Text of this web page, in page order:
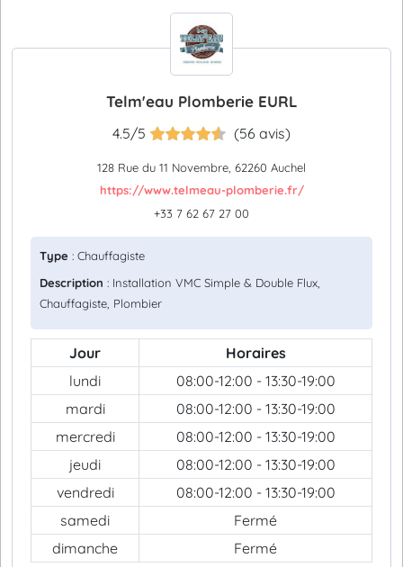
Telm'eau Plomberie EURL
4.5/5 (56 avis)
128 Rue du 11 Novembre, 62260 Auchel
https://www.telmeau-plomberie.fr/
+33 7 62 67 27 00
Type : Chauffagiste
Description : Installation VMC Simple & Double Flux,
Chauffagiste, Plombier
Jour
Horaires
lundi
08:00-12:00 - 13:30-19:00
mardi
08:00-12:00 - 13:30-19:00
mercredi
08:00-12:00 - 13:30-19:00
jeudi
08:00-12:00 - 13:30-19:00
vendredi
08:00-12:00 - 13:30-19:00
samedi
Fermé
dimanche
Fermé